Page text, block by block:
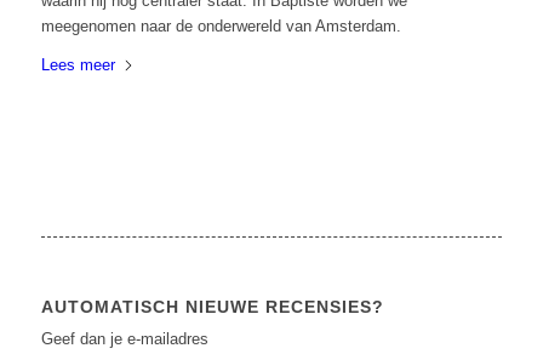
meegenomen naar de onderwereld van Amsterdam.
Lees meer
AUTOMATISCH NIEUWE RECENSIES?
Geef dan je e-mailadres